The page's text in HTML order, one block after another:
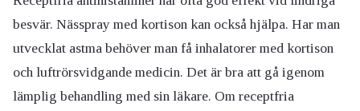
besvär. Nässpray med kortison kan också hjälpa. Har man
utvecklat astma behöver man få inhalatorer med kortison
och luftrörsvidgande medicin. Det är bra att gå igenom
lämplig behandling med sin läkare. Om receptfria